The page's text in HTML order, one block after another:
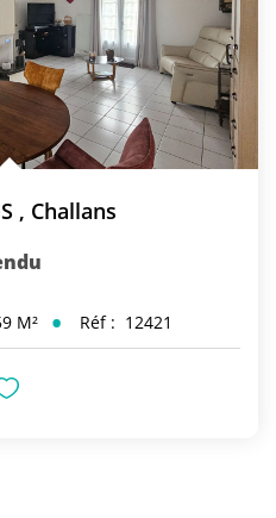
, Challans
M² Réf : 12421